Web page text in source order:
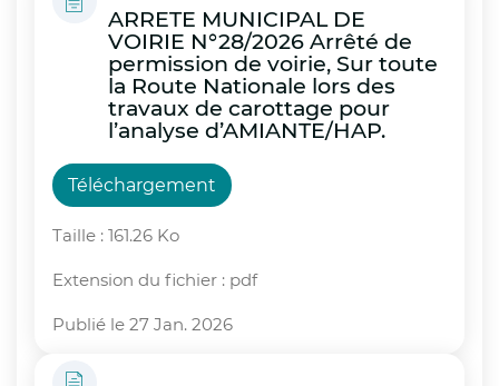
ARRETE MUNICIPAL DE
VOIRIE N°28/2026 Arrêté de
permission de voirie, Sur toute
la Route Nationale lors des
travaux de carottage pour
l’analyse d’AMIANTE/HAP.
Téléchargement
Taille : 161.26 Ko
Extension du fichier : pdf
Publié le 27 Jan. 2026